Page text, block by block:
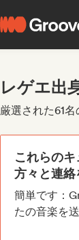
レゲエ出
厳選された61
これらの
方々と連絡
簡単です：
たの音楽を